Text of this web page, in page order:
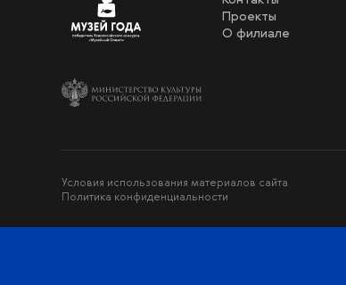
Проекты
О филиале
Условия использования материалов сайта
Политика конфиденциальности